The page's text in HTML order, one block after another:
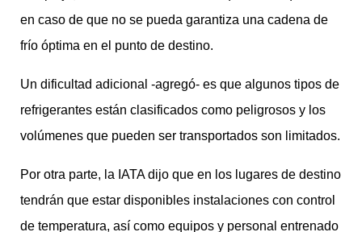
en caso de que no se pueda garantiza una cadena de
frío óptima en el punto de destino.
Un dificultad adicional -agregó- es que algunos tipos de
refrigerantes están clasificados como peligrosos y los
volúmenes que pueden ser transportados son limitados.
Por otra parte, la IATA dijo que en los lugares de destino
tendrán que estar disponibles instalaciones con control
de temperatura, así como equipos y personal entrenado